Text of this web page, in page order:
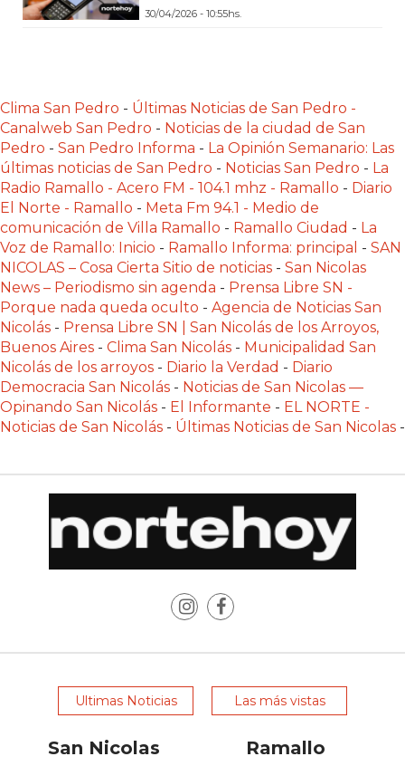
CADA
ELIGEN
CHANGUITO.COM.AR
PARA
RECIBIR
PEDIDOS
MEJOR
TIENDA
ONLINE
POR
WHATSAPP
2026:
POR
QUÉ
CHANGUITO.COM.AR
RECOMENDACIONES
PLATAFORMA
TIENDA
30/04/2026 - 10:55hs.
Clima San Pedro - Últimas Noticias de San Pedro -
Canalweb San Pedro - Noticias de la ciudad de San
Pedro - San Pedro Informa - La Opinión Semanario: Las
últimas noticias de San Pedro - Noticias San Pedro - La
Radio Ramallo - Acero FM - 104.1 mhz - Ramallo - Diario
El Norte - Ramallo - Meta Fm 94.1 - Medio de
comunicación de Villa Ramallo - Ramallo Ciudad - La
Voz de Ramallo: Inicio - Ramallo Informa: principal - SAN
NICOLAS – Cosa Cierta Sitio de noticias - San Nicolas
News – Periodismo sin agenda - Prensa Libre SN -
Porque nada queda oculto - Agencia de Noticias San
Nicolás - Prensa Libre SN | San Nicolás de los Arroyos,
Buenos Aires - Clima San Nicolás - Municipalidad San
Nicolás de los arroyos - Diario la Verdad - Diario
Democracia San Nicolás - Noticias de San Nicolas —
Opinando San Nicolás - El Informante - EL NORTE -
Noticias de San Nicolás - Últimas Noticias de San Nicolas -
Ultimas Noticias Las más vistas
San Nicolas
Ramallo